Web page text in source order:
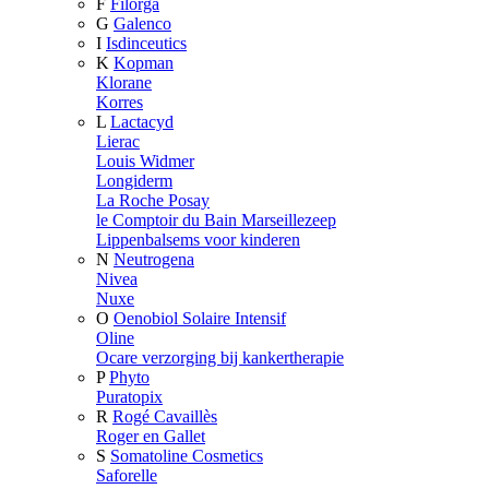
F Filorga
G Galenco
I Isdinceutics
K Kopman
Klorane
Korres
L Lactacyd
Lierac
Louis Widmer
Longiderm
La Roche Posay
le Comptoir du Bain Marseillezeep
Lippenbalsems voor kinderen
N Neutrogena
Nivea
Nuxe
O Oenobiol Solaire Intensif
Oline
Ocare verzorging bij kankertherapie
P Phyto
Puratopix
R Rogé Cavaillès
Roger en Gallet
S Somatoline Cosmetics
Saforelle